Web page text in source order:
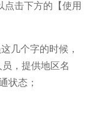
点击下方的【使用
几个字的时候，
，提供地区名
状态；